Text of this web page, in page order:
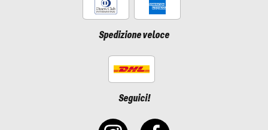
Spedizione veloce
Seguici!